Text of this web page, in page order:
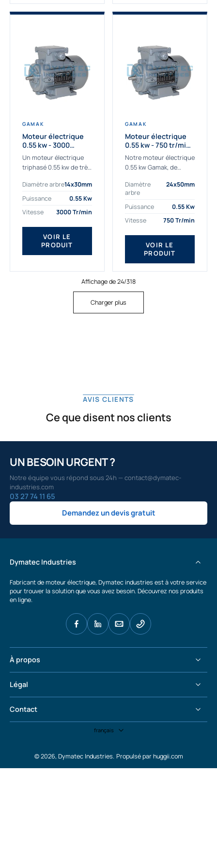
GAMAK
Moteur électrique
0.55 kw - 3000
Tr/min - 230/400V -
IE2
Un moteur électrique
triphasé 0.55 kw de très
vos applications les
plus exigeantes.
triphasé 0.55
kw Gamak...
Diamètre arbre14x30mm
Puissance
0.55 Kw
Vitesse
3000 Tr/min
VOIR LE
PRODUIT
GAMAK
Moteur électrique
0.55 kw - 750 tr/min -
230/400V - IE2
Notre moteur électrique
0.55 kw Gamak, de
adapté à toutes les
applications. Nous
déterminons,
fournissons
des moteurs
asynchrones depuis
Diamètre
arbre
24x50mm
Puissance
0.55 Kw
Vitesse
750 Tr/min
VOIR LE
PRODUIT
Affichage de 24/318
Charger plus
AVIS CLIENTS
Ce que disent nos clients
UN BESOIN URGENT ?
Notre équipe vous répond sous 24h — contact@dymatec-
industries.com
03 27 74 11 65
Demandez un devis gratuit
Dymatec Industries
Fabricant de moteur électrique, Dymatec industries est à votre service
pour trouver la solution que vous avez besoin. Découvrez nos produits
en ligne.
À propos
Légal
Contact
français
© 2026, Dymatec Industries. Propulsé par huggii.com